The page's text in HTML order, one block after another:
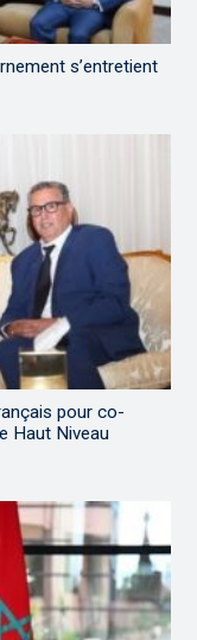
s’entretient
pour co-
Haut Niveau